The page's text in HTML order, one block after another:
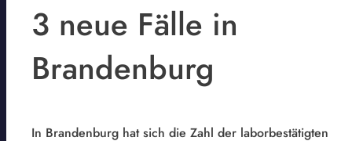
3 neue Fälle in
Brandenburg
In Brandenburg hat sich die Zahl der laborbestätigten